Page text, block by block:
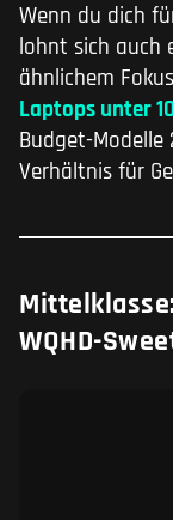
Wenn du dich
lohnt sich auch
ähnlichem
Laptops unter
Budget-Modelle
Verhältnis für
Mittelklasse:
WQHD-